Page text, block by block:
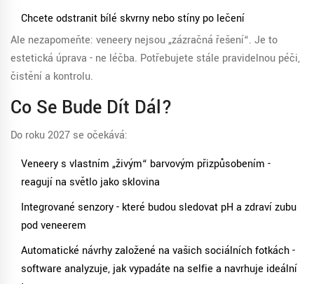
Chcete odstranit bílé skvrny nebo stíny po lečení
Ale nezapomeňte: veneery nejsou „zázračná řešení“. Je to
estetická úprava - ne léčba. Potřebujete stále pravidelnou péči,
čistění a kontrolu.
Co Se Bude Dít Dál?
Do roku 2027 se očekává:
Veneery s vlastním „živým“ barvovým přizpůsobením -
reagují na světlo jako sklovina
Integrované senzory - které budou sledovat pH a zdraví zubu
pod veneerem
Automatické návrhy založené na vašich sociálních fotkách -
software analyzuje, jak vypadáte na selfie a navrhuje ideální